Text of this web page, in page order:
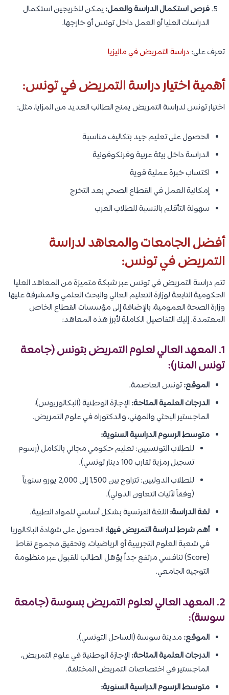
فرص استكمال الدراسة والعمل:يمكن للخريجين استكمال
الدراسات العليا أو العمل داخل تونس أو خارجها.
تعرف على: دراسة التمريض في ماليزيا
أهمية اختيار دراسة التمريض في تونس:
اختيار تونس لدراسة التمريض يمنح الطالب العديد من المزايا، مثل:
الحصول على تعليم جيد بتكاليف مناسبة
الدراسة داخل بيئة عربية وفرنكوفونية
اكتساب خبرة عملية قوية
إمكانية العمل في القطاع الصحي بعد التخرج
سهولة التأقلم بالنسبة للطلاب العرب
أفضل الجامعات والمعاهد لدراسة
التمريض في تونس:
تتم دراسة التمريض في تونس عبر شبكة متميزة من المعاهد العليا
الحكومية التابعة لوزارة التعليم العالي والبحث العلمي والمشرفة عليها
وزارة الصحة العمومية، بالإضافة إلى مؤسسات القطاع الخاص
المعتمدة. إليك التفاصيل الكاملة لأبرز هذه المعاهد:
1. المعهد العالي لعلوم التمريض بتونس (جامعة
تونس المنار):
الموقع:تونس العاصمة.
الدرجات العلمية المتاحة: الإجازة الوطنية (البكالوريوس)،
الماجستير البحثي والمهني، والدكتوراه في علوم التمريض.
متوسط الرسوم الدراسية السنوية:
للطلاب التونسيين: تعليم حكومي مجاني بالكامل (رسوم
تسجيل رمزية تقارب 100 دينار تونسي).
للطلاب الدوليين: تتراوح بين 1,500 إلى 2,000 يورو سنوياً
(وفقاً لآليات التعاون الدولي).
لغة الدراسة: اللغة الفرنسية بشكل أساسي للمواد الطبية.
أهم شرط لدراسة التمريض فيها: الحصول على شهادة الباكالوريا
في شعبة العلوم التجريبية أو الرياضيات، وتحقيق مجموع نقاط
(Score) تنافسي مرتفع جداً يؤهل الطالب للقبول عبر منظومة
التوجيه الجامعي.
2. المعهد العالي لعلوم التمريض بسوسة (جامعة
سوسة):
الموقع: مدينة سوسة (الساحل التونسي).
الدرجات العلمية المتاحة: الإجازة الوطنية في علوم التمريض،
الماجستير في اختصاصات التمريض المختلفة.
متوسط الرسوم الدراسية السنوية: